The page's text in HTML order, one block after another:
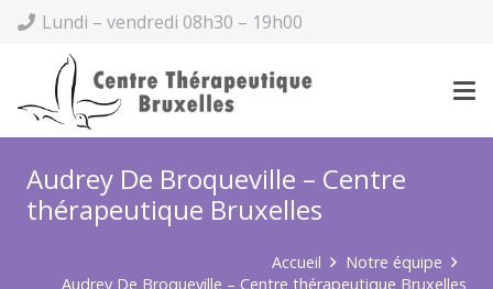
Lundi – vendredi 08h30 – 19h00
Audrey De Broqueville – Centre
thérapeutique Bruxelles
Accueil
Notre équipe
Audrey De Broqueville – Centre thérapeutique Bruxelles